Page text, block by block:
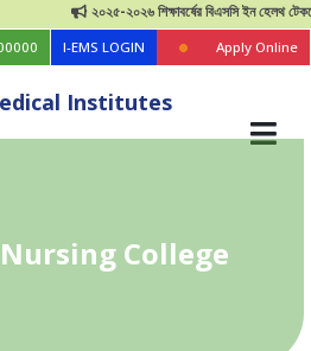
২০২৫-২০২৬ শিক্ষাবর্ষের বিএসসি ইন হেলথ
I-EMS LOGIN Apply Online
Institutes
College